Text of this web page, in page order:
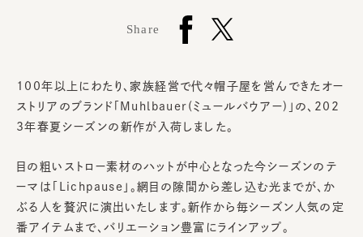
Share
100年以上にわたり、家族経営で代々帽子屋を営んできたオー
ストリアのブランド「Muhlbauer(ミュールバウアー)」の、202
3年春夏シーズンの新作が入荷しました。
目の粗いストロー素材のハットが中心となった今シーズンのテ
ーマは「Lichpause」。網目の隙間から差し込む光までが、か
ぶる人を贅沢に演出いたします。新作から毎シーズン人気の定
番アイテムまで、バリエーション豊富にラインアップ。